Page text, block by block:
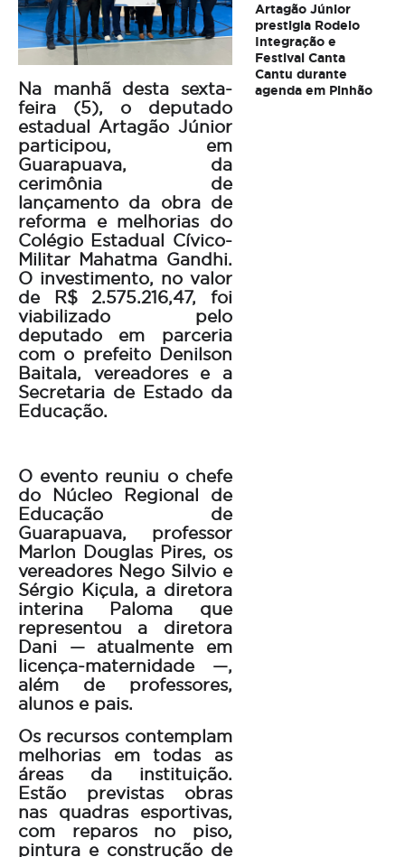
Na manhã desta sexta-
feira (5), o deputado
estadual Artagão Júnior
participou, em
Guarapuava, da
cerimônia de
lançamento da obra de
reforma e melhorias do
Colégio Estadual Cívico-
Militar Mahatma Gandhi.
O investimento, no valor
de R$ 2.575.216,47, foi
viabilizado pelo
deputado em parceria
com o prefeito Denilson
Baitala, vereadores e a
Secretaria de Estado da
Educação.
O evento reuniu o chefe
do Núcleo Regional de
Educação de
Guarapuava, professor
Marlon Douglas Pires, os
vereadores Nego Silvio e
Sérgio Kiçula, a diretora
interina Paloma que
representou a diretora
Dani — atualmente em
licença-maternidade —,
além de professores,
alunos e pais.
Os recursos contemplam
melhorias em todas as
áreas da instituição.
Estão previstas obras
nas quadras esportivas,
com reparos no piso,
pintura e construção de
Artagão Júnior
prestigia Rodeio
Integração e
Festival Canta
Cantu durante
agenda em Pinhão